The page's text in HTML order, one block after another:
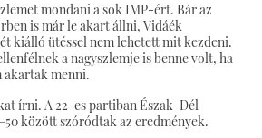
mondani a sok IMP-ért. Bár az
is már le akart állni, Vidáék
kiálló ütéssel nem lehetett mit kezdeni.
a nagyszlemje is benne volt, ha
akartak menni.
írni. A 22-es partiban Észak–Dél
között szóródtak az eredmények.